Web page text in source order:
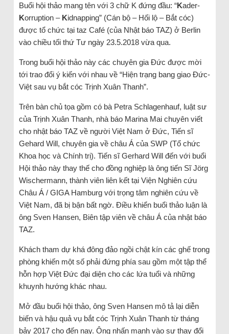
Buổi hội thảo mang tên với 3 chữ K đứng đầu: “Kader-
Korruption – Kidnapping” (Cán bộ – Hối lộ – Bắt cóc)
được tổ chức tại taz Café (của Nhật báo TAZ) ở Berlin
vào chiều tối thứ Tư ngày 23.5.2018 vừa qua.
Trong buổi hội thảo này các chuyên gia Đức được mời
tới trao đổi ý kiến với nhau về “Hiện trạng bang giao Đức-
Việt sau vụ bắt cóc Trịnh Xuân Thanh”.
Trên bàn chủ tọa gồm có bà Petra Schlagenhauf, luật sư
của Trịnh Xuân Thanh, nhà báo Marina Mai chuyên viết
cho nhật báo TAZ về người Việt Nam ở Đức, Tiến sĩ
Gehard Will, chuyên gia về châu Á của SWP (Tổ chức
Khoa học và Chính trị). Tiến sĩ Gerhard Will đến với buổi
Hội thảo này thay thế cho đồng nghiệp là ông tiến Sĩ Jörg
Wischermann, thành viên liên kết tại Viện Nghiên cứu
Châu Á / GIGA Hamburg với trọng tâm nghiên cứu về
Việt Nam, đã bị bận bất ngờ. Điều khiển buổi thảo luận là
ông Sven Hansen, Biên tập viên về châu Á của nhật báo
TAZ.
Khách tham dự khá đông đảo ngồi chật kín các ghế trong
phòng khiến một số phải đứng phía sau gồm một tập thể
hỗn hợp Việt Đức đại diện cho các lứa tuổi và những
khuynh hướng khác nhau.
Mở đầu buổi hội thảo, ông Sven Hansen mô tả lại diễn
biến và hậu quả vụ bắt cóc Trịnh Xuân Thanh từ tháng
bảy 2017 cho đến nay. Ông nhấn mạnh vào sự thay đổi